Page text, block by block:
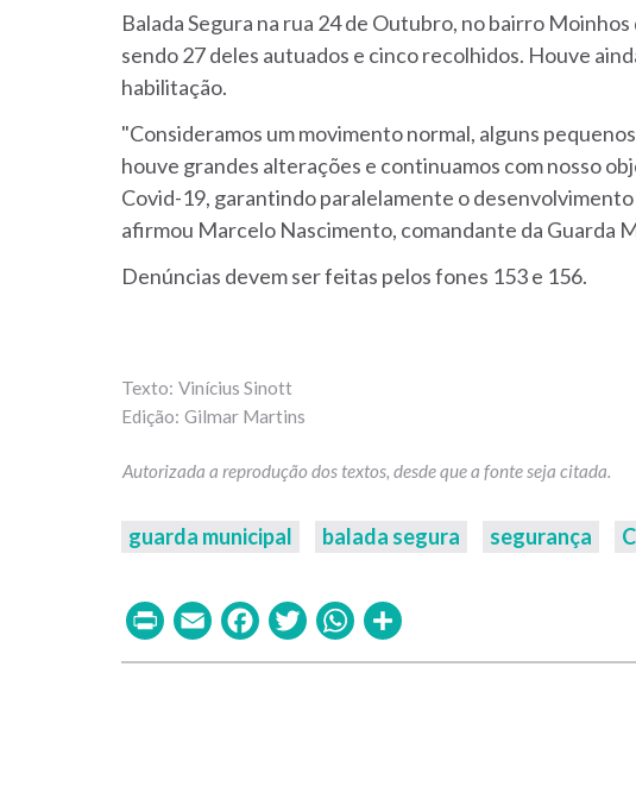
Balada Segura na rua 24 de Outubro, no bairro
sendo 27 deles autuados e cinco recolhidos. Houve
habilitação.
"Consideramos um movimento normal, alguns
houve grandes alterações e continuamos com nosso
Covid-19, garantindo paralelamente o
afirmou Marcelo Nascimento, comandante da Guarda
Denúncias devem ser feitas pelos fones 153 e 156.
Vinícius Sinott
Gilmar Martins
guarda municipal balada segura segurança
PrintEmailFacebook
TwitterWhatsApp